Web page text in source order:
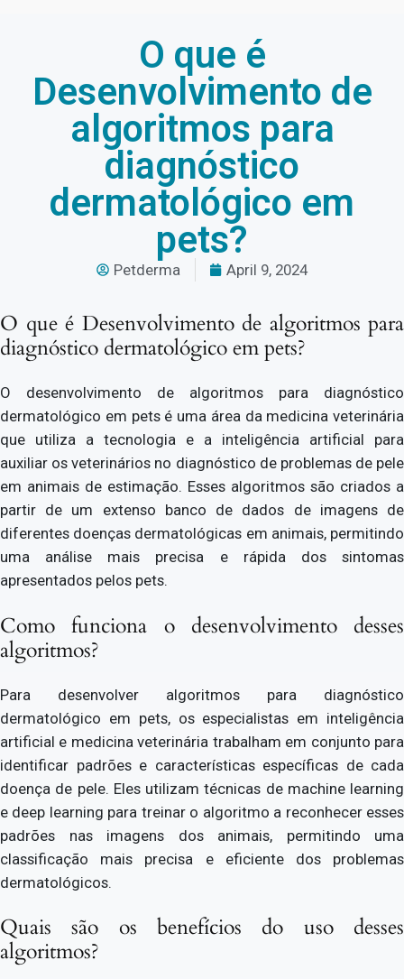
O que é
Desenvolvimento de
algoritmos para
diagnóstico
dermatológico em
pets?
Petderma April 9, 2024
O que é Desenvolvimento de algoritmos para
diagnóstico dermatológico em pets?
O desenvolvimento de algoritmos para diagnóstico
dermatológico em pets é uma área da medicina veterinária
que utiliza a tecnologia e a inteligência artificial para
auxiliar os veterinários no diagnóstico de problemas de pele
em animais de estimação. Esses algoritmos são criados a
partir de um extenso banco de dados de imagens de
diferentes doenças dermatológicas em animais, permitindo
uma análise mais precisa e rápida dos sintomas
apresentados pelos pets.
Como funciona o desenvolvimento desses
algoritmos?
Para desenvolver algoritmos para diagnóstico
dermatológico em pets, os especialistas em inteligência
artificial e medicina veterinária trabalham em conjunto para
identificar padrões e características específicas de cada
doença de pele. Eles utilizam técnicas de machine learning
e deep learning para treinar o algoritmo a reconhecer esses
padrões nas imagens dos animais, permitindo uma
classificação mais precisa e eficiente dos problemas
dermatológicos.
Quais são os benefícios do uso desses
algoritmos?